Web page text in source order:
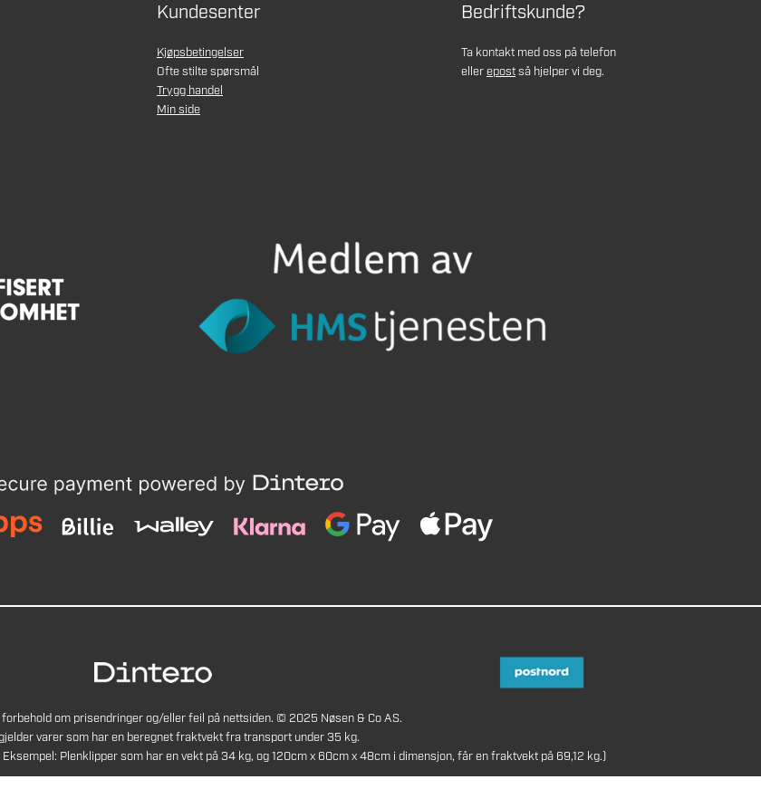
Kundesenter
Kjøpsbetingelser
Ofte stilte spørsmål
Trygg handel
Min side
Bedriftskunde?
Ta kontakt med oss på telefon
ellerepostså hjelper vi deg.
forbehold om prisendringer og/eller feil på nettsiden. © 2025 Nøsen & Co AS.
varer som har en beregnet fraktvekt fra transport under 35 kg.
Plenklipper som har en vekt på 34 kg, og 120cm x 60cm x 48cm i dimensjon, får en fraktvekt på 69,12 kg.)